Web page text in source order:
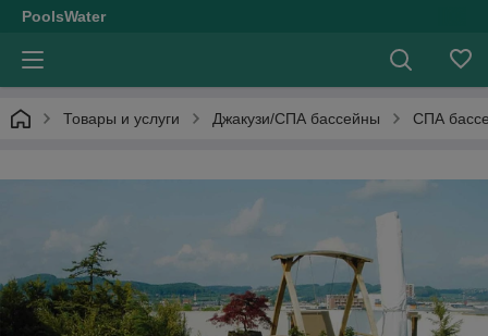
PoolsWater
Товары и услуги Джакузи/СПА бассейны СПА